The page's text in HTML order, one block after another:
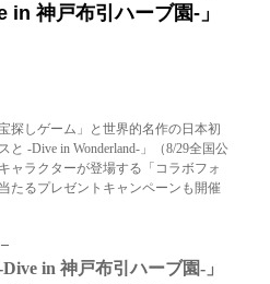
神戸布引ハーブ園-」
探しゲーム」と世界的名作の日本初
-Dive in Wonderland-」（8/29全国公
ャラクターが登場する「コラボフォ
たるプレゼントキャンペーンも開催
in 神戸布引ハーブ園-」